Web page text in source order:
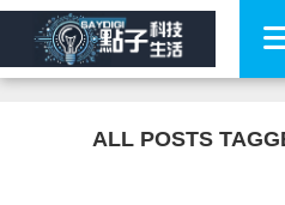
ALL POSTS